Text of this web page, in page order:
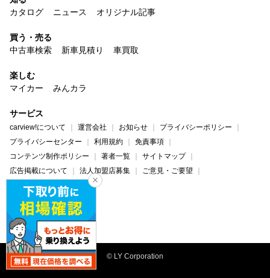
カタログ
ニュース オリジナル記事
買う・売る
中古車検索
新車見積り 車買取
楽しむ
マイカー
みんカラ
サービス
carview!について 運営会社 お知らせ
プライバシーポリシー
プライバシーセンター
利用規約
免責事項
コンテンツ制作ポリシー
著者一覧
サイトマップ
広告掲載について
法人加盟店募集
ご意見・ご要望
ヘルプ・お問い合わせ
carview! Yahoo! JAPAN
© LY Corporation